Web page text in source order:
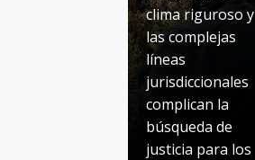
clima riguroso y
las complejas
líneas
jurisdiccionales
complican la
búsqueda de
justicia para los